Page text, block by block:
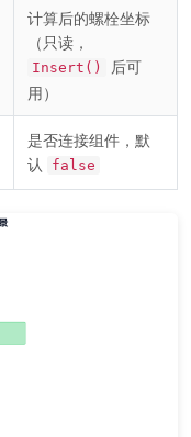
计算后的螺栓坐标
（只读，
Insert()
后可
用）
是否连接组件，默
认
false